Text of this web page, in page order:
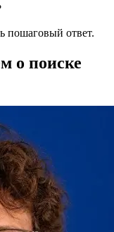
пошаговый ответ.
о поиске